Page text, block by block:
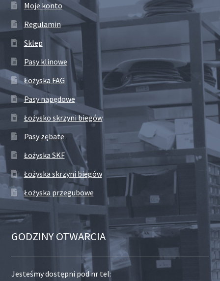
Moje konto
Regulamin
Sklep
Pasy klinowe
Łożyska FAG
Pasy napędowe
Łożysko skrzyni biegów
Pasy zębate
Łożyska SKF
Łożyska skrzyni biegów
Łożyska przegubowe
GODZINY OTWARCIA
Jesteśmy dostępni pod nr tel: